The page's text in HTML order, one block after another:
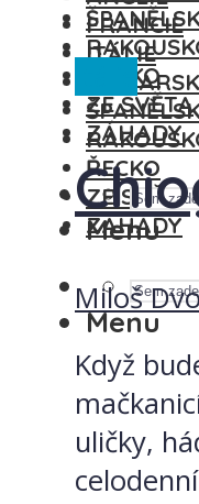
FRANCIE
ITÁLIE
ŘECKO
ZE SVĚTA
ZÁHADY
Menu
ŘECKO
ZE SVĚTA
ZÁHADY
Menu
Miloš
Když
uličky,